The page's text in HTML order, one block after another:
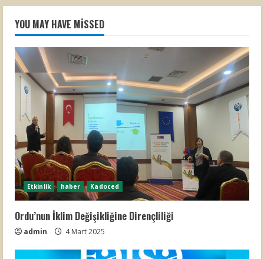
YOU MAY HAVE MISSED
Etkinlik haber Kadoced
Ordu’nun İklim Değişikliğine Dirençliliği
admin 4 Mart 2025